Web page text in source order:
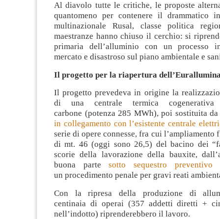
Al diavolo tutte le critiche, le proposte
quantomeno per contenere il drammatico
multinazionale Rusal, classe politica
maestranze hanno chiuso il cerchio: si
primaria dell’alluminio con un processo
mercato e disastroso sul piano ambientale e
Il progetto per la riapertura
Il progetto prevedeva in origine la
di una centrale termica cogenerativa
carbone (potenza 285 MWh), poi sostituita
in collegamento con l’esistente centrale
serie di opere connesse, fra cui l’ampliamento
di mt. 46 (oggi sono 26,5) del bacino dei
scorie della lavorazione della bauxite,
buona partesotto sequestro preventivo
un procedimento penale per gravi reati
Con la ripresa della produzione di
centinaia di operai (357 addetti diretti +
nell’indotto) riprenderebbero il lavoro.